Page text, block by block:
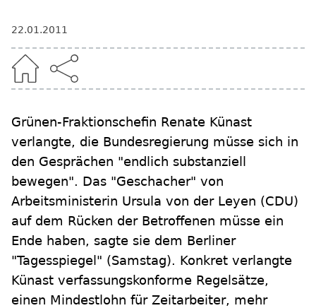
22.01.2011
Grünen-Fraktionschefin Renate Künast
verlangte, die Bundesregierung müsse sich in
den Gesprächen "endlich substanziell
bewegen". Das "Geschacher" von
Arbeitsministerin Ursula von der Leyen (CDU)
auf dem Rücken der Betroffenen müsse ein
Ende haben, sagte sie dem Berliner
"Tagesspiegel" (Samstag). Konkret verlangte
Künast verfassungskonforme Regelsätze,
einen Mindestlohn für Zeitarbeiter, mehr